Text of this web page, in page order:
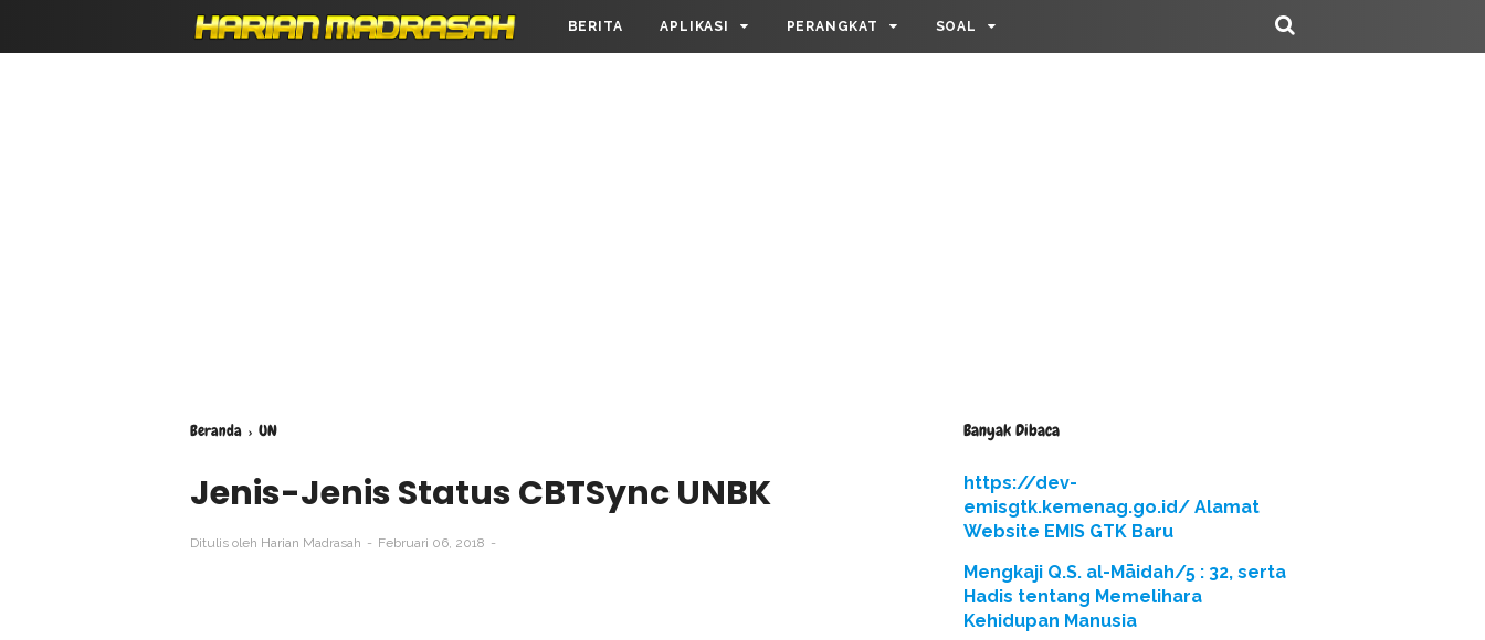
BERITA APLIKASI PERANGKAT SOAL
Beranda › UN
Jenis-Jenis Status CBTSync UNBK
Ditulis oleh Harian Madrasah Februari 06, 2018
Banyak Dibaca
https://dev-
emisgtk.kemenag.go.id/ Alamat
Website EMIS GTK Baru
Mengkaji Q.S. al-Māidah/5 : 32, serta
Hadis tentang Memelihara
Kehidupan Manusia